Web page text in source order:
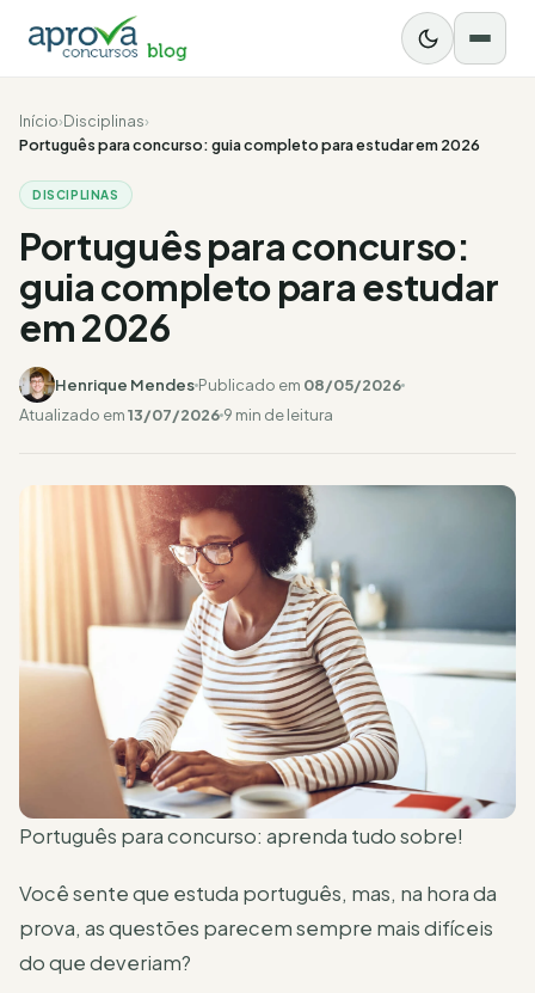
Início›Disciplinas›
Português para concurso: guia completo para estudar em 2026
DISCIPLINAS
Português para concurso:
guia completo para estudar
em 2026
Henrique Mendes Publicado em 08/05/2026
Atualizado em13/07/2026 9 min de leitura
Português para concurso: aprenda tudo sobre!
Você sente que estuda português, mas, na hora da
prova, as questões parecem sempre mais difíceis
do que deveriam?